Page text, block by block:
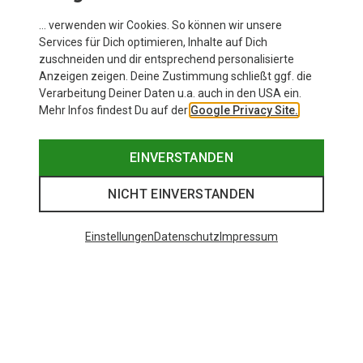
… verwenden wir Cookies. So können wir unsere
Services für Dich optimieren, Inhalte auf Dich
zuschneiden und dir entsprechend personalisierte
Anzeigen zeigen. Deine Zustimmung schließt ggf. die
Verarbeitung Deiner Daten u.a. auch in den USA ein.
Mehr Infos findest Du auf der Google Privacy Site.
EINVERSTANDEN
NICHT EINVERSTANDEN
EinstellungenDatenschutz Impressum